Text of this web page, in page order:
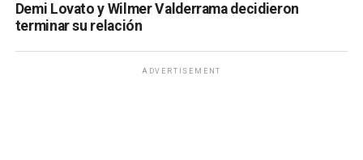
Demi Lovato y Wilmer Valderrama decidieron
terminar su relación
ADVERTISEMENT